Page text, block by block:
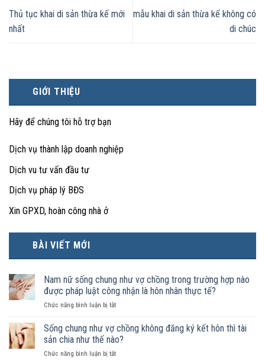
GIỚI THIỆU
Hãy để chúng tôi hỗ trợ bạn
Dịch vụ thành lập doanh nghiệp
Dịch vu tư vấn đầu tư
Dịch vụ pháp lý BĐS
Xin GPXD, hoàn công nhà ở
BÀI VIẾT MỚI
Nam nữ sống chung như vợ chồng trong trường hợp nào
được pháp luật công nhận là hôn nhân thực tế?
Chức năng bình luận bị tắtở
nữ
sống
chung
như
Sống chung như vợ chồng không đăng ký kết hôn thì tài
sản chia như thế nào?
Chức năng bình luận bị tắtở
Thủ tục khai di sản thừa kế mới
nhất
mẫu khai di sản thừa kế không có
di chúc